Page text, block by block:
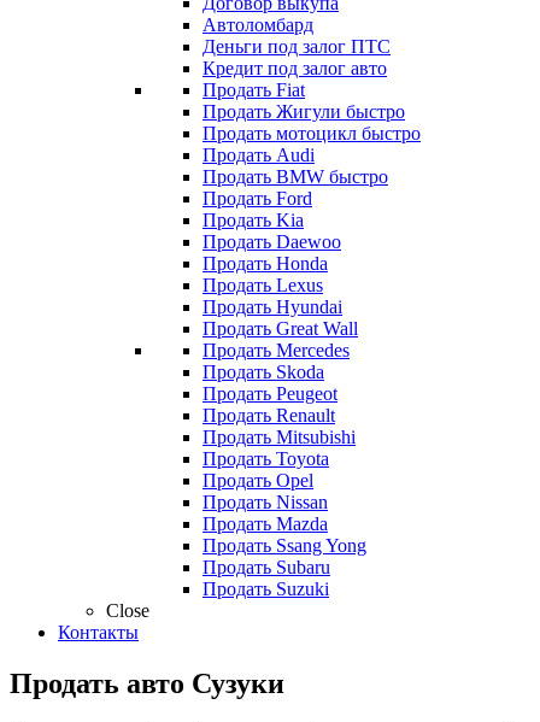
Автоломбард
Деньги под залог ПТС
Кредит под залог авто
Продать Fiat
Продать Жигули быстро
Продать мотоцикл быстро
Продать Audi
Продать BMW быстро
Продать Ford
Продать Kia
Продать Daewoo
Продать Honda
Продать Lexus
Продать Hyundai
Продать Great Wall
Продать Mercedes
Продать Skoda
Продать Peugeot
Продать Renault
Продать Mitsubishi
Продать Toyota
Продать Opel
Продать Nissan
Продать Mazda
Продать Ssang Yong
Продать Subaru
Продать Suzuki
Close
Контакты
Продать авто Сузуки